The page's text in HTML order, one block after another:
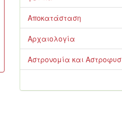
Αποκατάσταση
Αρχαιολογία
Αστρονομία και